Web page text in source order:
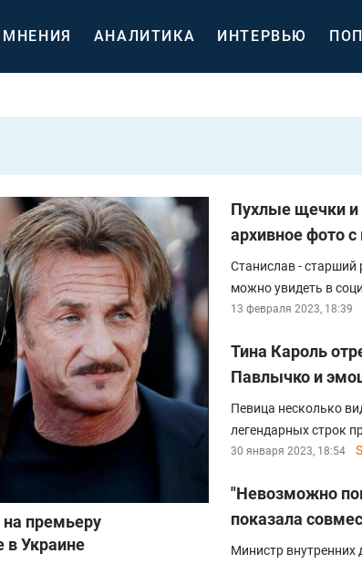
МНЕНИЯ АНАЛИТИКА ИНТЕРВЬЮ
премьеру
в Украине
Пухлые щечки и
архивное фото
Станислав - старший
можно увидеть в
13 февраля 2023, 18:39
Тина Кароль
Павлычко и
Певица несколько
легендарных строк
30 января 2023, 18:54
"Невозможно
показала
Министр